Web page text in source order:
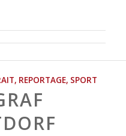
, REPORTAGE, SPORT